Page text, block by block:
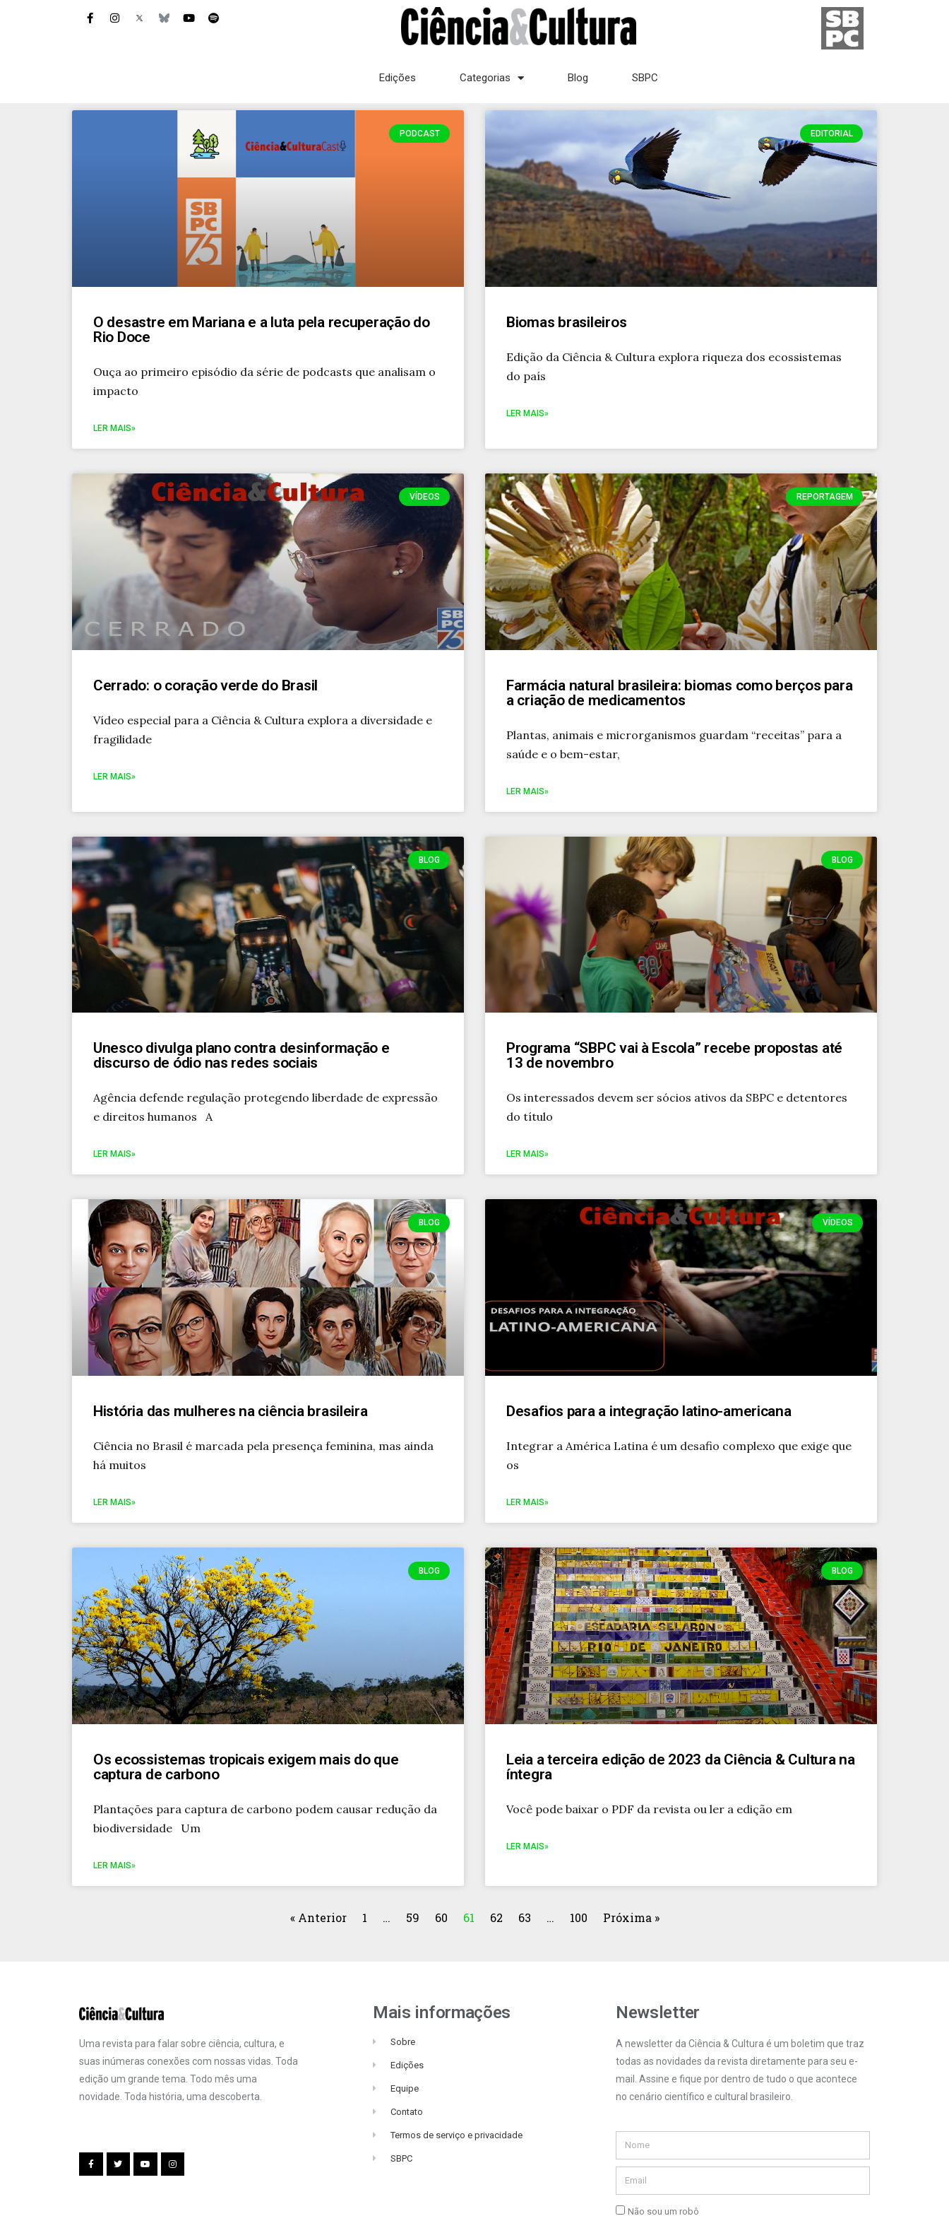
Edições Categorias Blog SBPC
PODCAST
O desastre em Mariana e a luta pela recuperação do
Rio Doce
Ouça ao primeiro episódio da série de podcasts que analisam o
impacto
LER MAIS»
EDITORIAL
Biomas brasileiros
Edição da Ciência & Cultura explora riqueza dos ecossistemas
do país
LER MAIS»
VÍDEOS
Cerrado: o coração verde do Brasil
Vídeo especial para a Ciência & Cultura explora a diversidade e
fragilidade
LER MAIS»
REPORTAGEM
Farmácia natural brasileira: biomas como berços para
a criação de medicamentos
Plantas, animais e microrganismos guardam “receitas” para a
saúde e o bem-estar,
LER MAIS»
BLOG
Unesco divulga plano contra desinformação e
discurso de ódio nas redes sociais
Agência defende regulação protegendo liberdade de expressão
e direitos humanos A
LER MAIS»
BLOG
Programa “SBPC vai à Escola” recebe propostas até
13 de novembro
Os interessados devem ser sócios ativos da SBPC e detentores
do título
LER MAIS»
BLOG
História das mulheres na ciência brasileira
Ciência no Brasil é marcada pela presença feminina, mas ainda
há muitos
LER MAIS»
VÍDEOS
Desafios para a integração latino-americana
Integrar a América Latina é um desafio complexo que exige que
os
LER MAIS»
BLOG
Os ecossistemas tropicais exigem mais do que
captura de carbono
Plantações para captura de carbono podem causar redução da
biodiversidade Um
LER MAIS»
BLOG
Leia a terceira edição de 2023 da Ciência & Cultura na
íntegra
Você pode baixar o PDF da revista ou ler a edição em
LER MAIS»
« Anterior 1 … 59 60 61 62 63 … 100 Próxima »
Uma revista para falar sobre ciência, cultura, e
suas inúmeras conexões com nossas vidas. Toda
edição um grande tema. Todo mês uma
novidade. Toda história, uma descoberta.
Mais informações
Sobre
Edições
Equipe
Contato
Termos de serviço e privacidade
SBPC
Newsletter
A newsletter da Ciência & Cultura é um boletim que traz
todas as novidades da revista diretamente para seu e-
mail. Assine e fique por dentro de tudo o que acontece
no cenário científico e cultural brasileiro.
Não sou um robô